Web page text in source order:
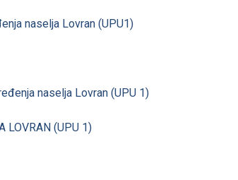
naselja Lovran (UPU1)
naselja Lovran (UPU 1)
LOVRAN (UPU 1)